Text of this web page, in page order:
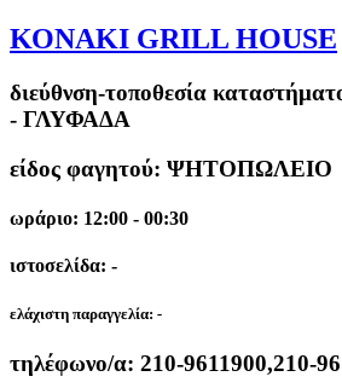
ΚΟΝΑΚΙ GRILL HOUSE
διεύθνση-τοποθεσία
- ΓΛΥΦΑΔΑ
είδος φαγητού: ΨΗΤΟΠΩΛΕΙΟ
ωράριο: 12:00 - 00:30
ιστοσελίδα: -
ελάχιστη παραγγελία: -
τηλέφωνο/α: 210-9611900,210-